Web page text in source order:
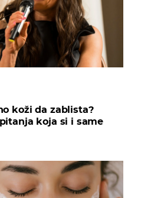
koži da zablista?
koja si i same